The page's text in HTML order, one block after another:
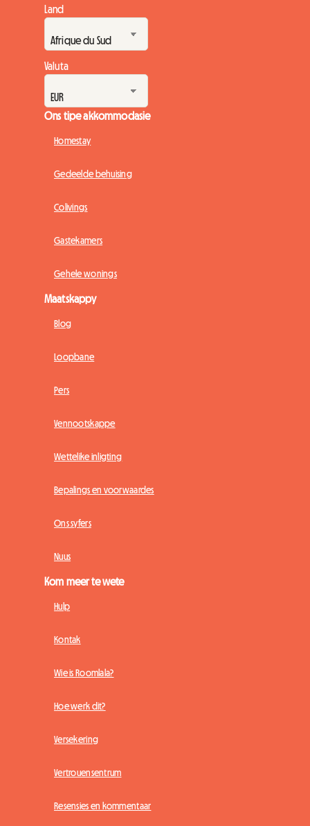
Land
Valuta
Ons tipe akkommodasie
Homestay
Gedeelde behuising
Colivings
Gastekamers
Gehele wonings
Maatskappy
Blog
Loopbane
Pers
Vennootskappe
Wettelike inligting
Bepalings en voorwaardes
Ons syfers
Nuus
Kom meer te wete
Hulp
Kontak
Wie is Roomlala?
Hoe werk dit?
Versekering
Vertrouensentrum
Resensies en kommentaar